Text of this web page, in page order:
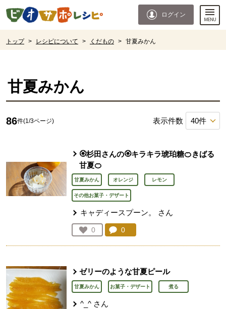
ページの先頭です。
ログイン
トップ > レシピについて > くだもの > 甘夏みかん
甘夏みかん
86件(1/3ページ) 表示件数
🏵️杉田さんの🏵️キラキラ琥珀糖🍊きばる
甘夏🍊
甘夏みかん オレンジ レモン
その他お菓子・デザート
キャディースプーン。 さん
お気に入り登録：
0
人が登録
コメント：
0
ゼリーのような甘夏ピール
甘夏みかん お菓子・デザート 煮る
^_^ さん